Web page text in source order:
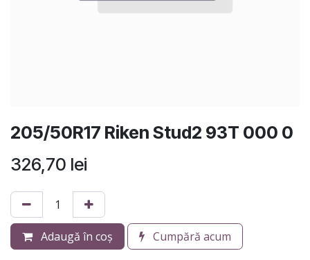
205/50R17 Riken Stud2 93T 000 0
326,70 lei
Adaugă în coș Cumpără acum